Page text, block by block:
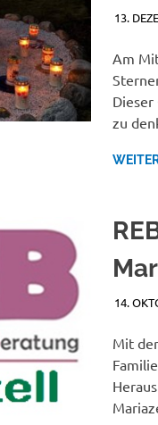
13.
Am
zu
14.
Mit